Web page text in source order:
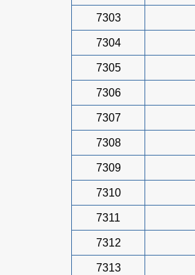
7303
7304
7305
7306
7307
7308
7309
7310
7311
7312
7313